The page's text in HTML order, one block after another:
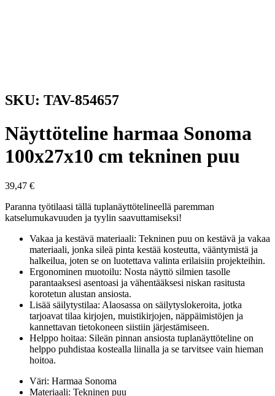
SKU: TAV-854657
Näyttöteline harmaa Sonoma
100x27x10 cm tekninen puu
39,47 €
Paranna työtilaasi tällä tuplanäyttötelineellä paremman
katselumukavuuden ja tyylin saavuttamiseksi!
Vakaa ja kestävä materiaali: Tekninen puu on kestävä ja vakaa
materiaali, jonka sileä pinta kestää kosteutta, vääntymistä ja
halkeilua, joten se on luotettava valinta erilaisiin projekteihin.
Ergonominen muotoilu: Nosta näyttö silmien tasolle
parantaaksesi asentoasi ja vähentääksesi niskan rasitusta
korotetun alustan ansiosta.
Lisää säilytystilaa: Alaosassa on säilytyslokeroita, jotka
tarjoavat tilaa kirjojen, muistikirjojen, näppäimistöjen ja
kannettavan tietokoneen siistiin järjestämiseen.
Helppo hoitaa: Sileän pinnan ansiosta tuplanäyttöteline on
helppo puhdistaa kostealla liinalla ja se tarvitsee vain hieman
hoitoa.
Väri: Harmaa Sonoma
Materiaali: Tekninen puu